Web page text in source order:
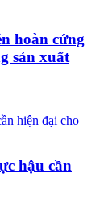
hoàn cứng
sản xuất
hậu cần